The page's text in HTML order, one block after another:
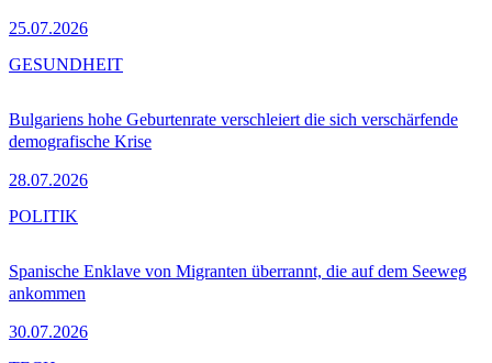
25.07.2026
Bulgariens hohe Geburtenrate verschleiert die sich verschärfende
demografische Krise
28.07.2026
GESUNDHEIT
Spanische Enklave von Migranten überrannt, die auf dem Seeweg
ankommen
30.07.2026
POLITIK